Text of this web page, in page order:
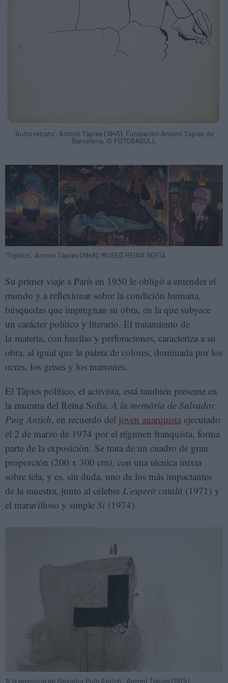
'Autorretrato', Antoni Tàpies (1945). Fundación Antoni Tàpies de
Barcelona. © FOTOGASULL
'Tríptico', Antoni Tàpies (1948). MUSEO REINA SOFÍA
Su primer viaje a París en 1950 le obligó a entender el
mundo y a reflexionar sobre la condición humana,
búsquedas que impregnan su obra, en la que subyace
un carácter político y literario. El tratamiento de
la materia, con huellas y perforaciones, caracteriza a su
obra, al igual que la paleta de colores, dominada por los
ocres, los grises y los marrones.
El Tàpies político, el activista, está también presente en
la muestra del Reina Sofía.A la memòria de Salvador
Puig Antich, en recuerdo del joven anarquista ejecutado
el 2 de marzo de 1974 por el régimen franquista, forma
parte de la exposición. Se trata de un cuadro de gran
proporción (200 x 300 cm), con una técnica mixta
sobre tela, y es, sin duda, uno de los más impactantes
de la muestra, junto al célebre L’esperit català (1971) y
el maravilloso y simple Sí(1974).
'A la memòria de Salvador Puig Antich', Antoni Tàpies (1974).